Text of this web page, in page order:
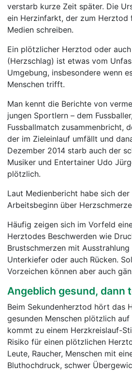
Rubriken
verstarb kurze Zeit später. Die
ein Herzinfarkt, der zum Herztod
Medien schreiben.
Ein plötzlicher Herztod oder
(Herzschlag) ist etwas vom
Umgebung, insbesondere wenn
Menschen trifft.
Man kennt die Berichte von
jungen Sportlern – dem
Fussballmatch zusammenbricht,
der im Zieleinlauf umfällt und
Dezember 2014 starb auch der
Musiker und Entertainer Udo
plötzlich.
Laut Medienbericht habe sich
Arbeitsbeginn über
Häufig zeigen sich im Vorfeld
Herztodes Beschwerden wie
Brustschmerzen mit
Unterkiefer oder auch Rücken.
Vorzeichen können aber auch
Angeblich gesund, dann
Beim Sekundenherztod hört das
gesunden Menschen plötzlich auf
kommt zu einem Herzkreislauf-
Risiko für einen plötzlichen
Leute, Raucher, Menschen mit
Bluthochdruck, schwer